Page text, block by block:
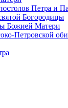
Петра и
Богородицы
Божией Матери
Петровской